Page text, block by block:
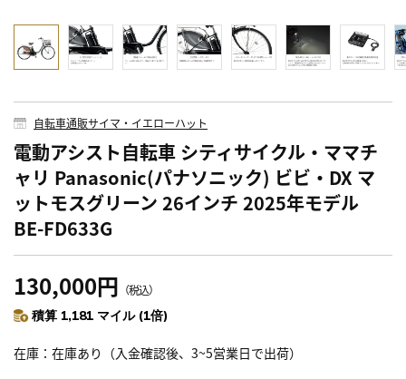
自転車通販サイマ・イエローハット
電動アシスト自転車 シティサイクル・ママチ
ャリ Panasonic(パナソニック) ビビ・DX マ
ットモスグリーン 26インチ 2025年モデル
BE-FD633G
130,000円 （税込）
積算 1,181 マイル (1倍)
在庫 在庫あり（入金確認後、3~5営業日で出荷）